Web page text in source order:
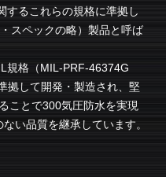
するこれらの規格に準拠し
スペックの略）製品と呼ば
規格（MIL-PRF-46374G
拠して開発・製造され、堅
ことで300気圧防水を実現
い品質を継承しています。